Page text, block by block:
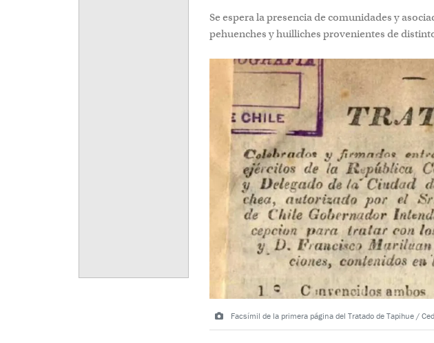
Se espera la presencia de comunidades y
pehuenches y huilliches provenientes de
Facsímil de la primera página del Tratado de Tapihue /